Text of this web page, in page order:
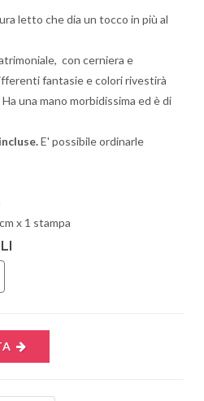
letto che dia un tocco in più al
con cerniera e
fantasie e colori rivestirà
una mano morbidissima ed è di
E' possibile ordinarle
x 1 stampa